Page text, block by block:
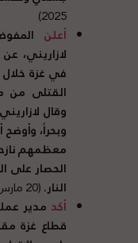
2025)
أعلن
لازاريني،
في غزة خلال
وقال
وبحراً، وأوضح
معظمهم
الحصار على
النار.(20 مارس 2025)
أكد مدير
قطاع غزة